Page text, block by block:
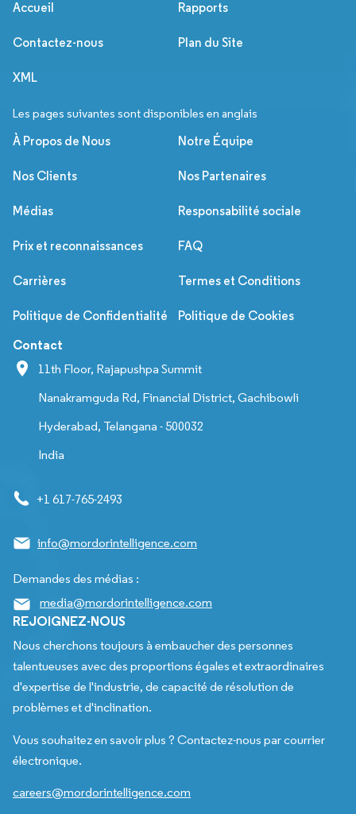
Accueil Rapports
Contactez-nous Plan du Site
XML
Les pages suivantes sont disponibles en anglais
À Propos de Nous Notre Équipe
Nos Clients Nos Partenaires
Médias Responsabilité sociale
Prix et reconnaissances FAQ
Carrières Termes et Conditions
Politique de Confidentialité Politique de Cookies
Contact
11th Floor, Rajapushpa Summit
Nanakramguda Rd, Financial District, Gachibowli
Hyderabad, Telangana - 500032
India
+1 617-765-2493
info@mordorintelligence.com
Demandes des médias :
media@mordorintelligence.com
REJOIGNEZ-NOUS
Nous cherchons toujours à embaucher des personnes
talentueuses avec des proportions égales et extraordinaires
d'expertise de l'industrie, de capacité de résolution de
problèmes et d'inclination.
Vous souhaitez en savoir plus ? Contactez-nous par courrier
électronique.
careers@mordorintelligence.com